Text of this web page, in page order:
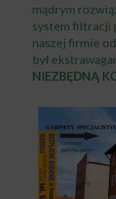
mądrym
system filtracji
naszej firmie
był
NIEZBĘDNĄ